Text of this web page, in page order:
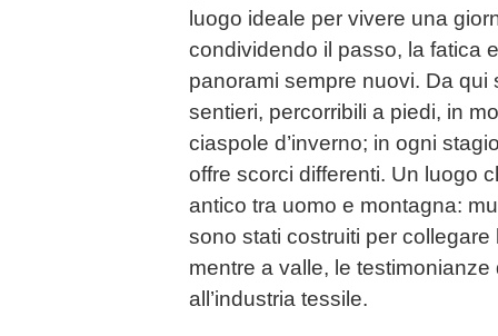
luogo ideale per vivere una
condividendo il passo, la fatica
panorami sempre nuovi. Da qui
sentieri, percorribili a piedi, in
ciaspole d’inverno; in ogni
offre scorci differenti. Un luogo
antico tra uomo e montagna:
sono stati costruiti per
mentre a valle, le
all’industria tessile.